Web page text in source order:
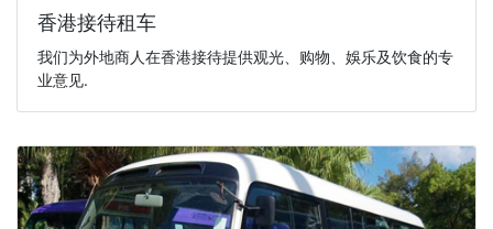
香港接待租车
我们为外地商人在香港接待提供观光、购物、娛乐及饮食的专
业意见.